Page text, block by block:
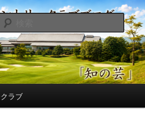
ークラブ総支配人
ースの改修・更新作業、ゴルフに関する随
します。
検
索
ラブ